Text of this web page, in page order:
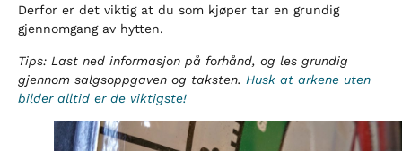
Derfor er det viktig at du som kjøper tar en grundig
gjennomgang av hytten.
Tips: Last ned informasjon på forhånd, og les grundig
gjennom salgsoppgaven og taksten. Husk at arkene uten
bilder alltid er de viktigste!